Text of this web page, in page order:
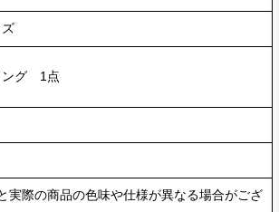
ング 1点
実際の商品の色味や仕様が異なる場合がござ